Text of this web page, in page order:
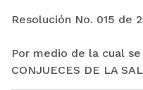
Resolución No. 015 de
Por medio de la cual
CONJUECES DE LA